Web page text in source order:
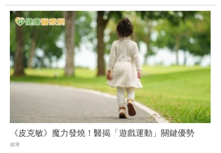
《皮克敏》魔力發燒！醫揭「遊戲運動」關鍵優勢
健康